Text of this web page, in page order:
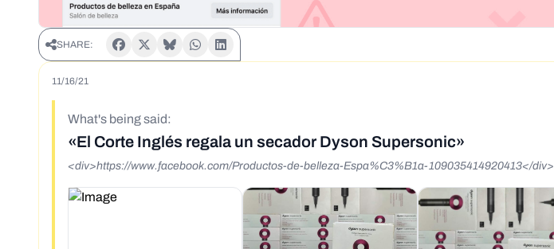
SHARE:
11/16/21
What's being said:
«El Corte Inglés regala un secador Dyson Supersonic»
<div>https://www.facebook.com/Productos-de-belleza-Espa%C3%B1a-109035414920413</div>